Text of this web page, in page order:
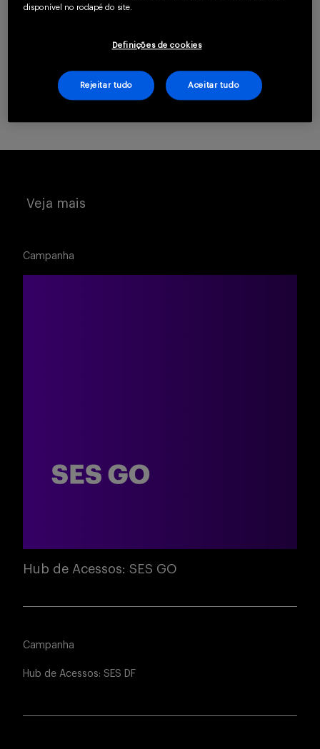
Veja mais
Campanha
Hub de Acessos: SES GO
Campanha
Hub de Acessos: SES DF
disponível no rodapé do site.
Definições de cookies
Rejeitar tudo Aceitar tudo